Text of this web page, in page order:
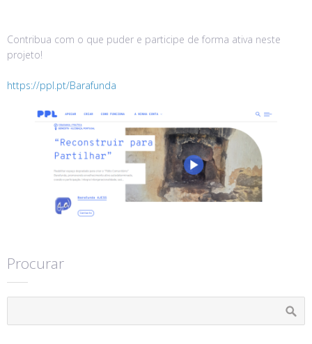
Contribua com o que puder e participe de forma ativa neste
projeto!
https://ppl.pt/Barafunda
Procurar